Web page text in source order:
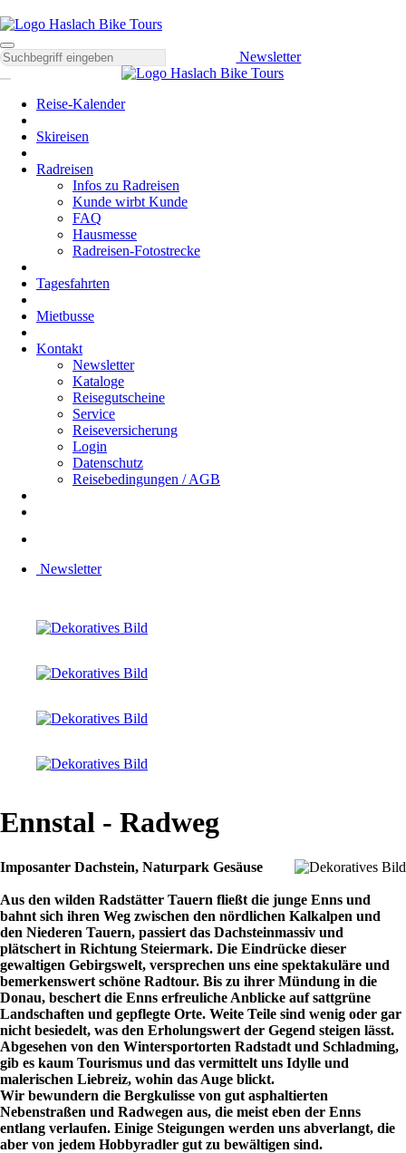
Newsletter
Reise-Kalender
Skireisen
Radreisen
Infos zu Radreisen
Kunde wirbt Kunde
FAQ
Hausmesse
Radreisen-Fotostrecke
Tagesfahrten
Mietbusse
Kontakt
Newsletter
Kataloge
Reisegutscheine
Service
Reiseversicherung
Login
Datenschutz
Reisebedingungen / AGB
Newsletter
Ennstal - Radweg
Imposanter Dachstein, Naturpark Gesäuse
Aus den wilden Radstätter Tauern fließt die junge Enns und
bahnt sich ihren Weg zwischen den nördlichen Kalkalpen und
den Niederen Tauern, passiert das Dachsteinmassiv und
plätschert in Richtung Steiermark. Die Eindrücke dieser
gewaltigen Gebirgswelt, versprechen uns eine spektakuläre und
bemerkenswert schöne Radtour. Bis zu ihrer Mündung in die
Donau, beschert die Enns erfreuliche Anblicke auf sattgrüne
Landschaften und gepflegte Orte. Weite Teile sind wenig oder gar
nicht besiedelt, was den Erholungswert der Gegend steigen lässt.
Abgesehen von den Wintersportorten Radstadt und Schladming,
gib es kaum Tourismus und das vermittelt uns Idylle und
malerischen Liebreiz, wohin das Auge blickt.
Wir bewundern die Bergkulisse von gut asphaltierten
Nebenstraßen und Radwegen aus, die meist eben der Enns
entlang verlaufen. Einige Steigungen werden uns abverlangt, die
aber von jedem Hobbyradler gut zu bewältigen sind.